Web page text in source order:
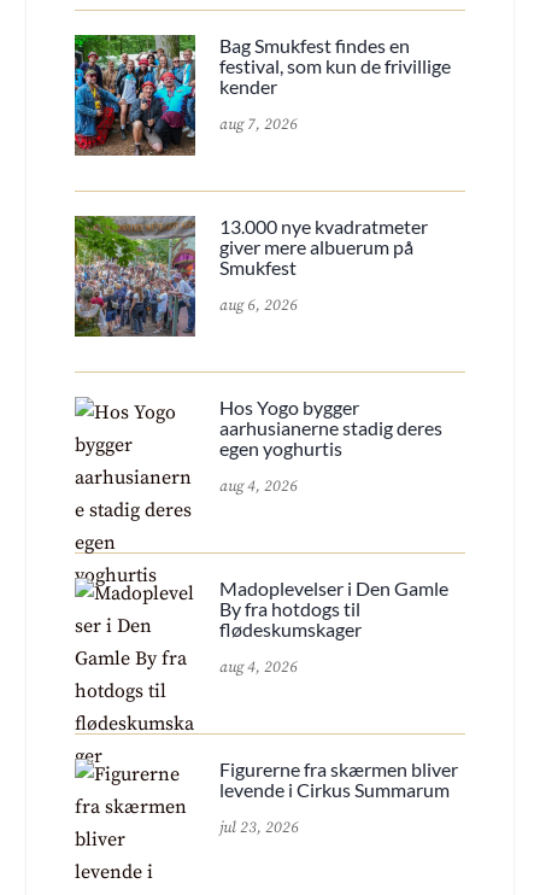
Bag Smukfest findes en
festival, som kun de frivillige
kender
aug 7, 2026
13.000 nye kvadratmeter
giver mere albuerum på
Smukfest
aug 6, 2026
Hos Yogo bygger
aarhusianerne stadig deres
egen yoghurtis
aug 4, 2026
Madoplevelser i Den Gamle
By fra hotdogs til
flødeskumskager
aug 4, 2026
Figurerne fra skærmen bliver
levende i Cirkus Summarum
jul 23, 2026